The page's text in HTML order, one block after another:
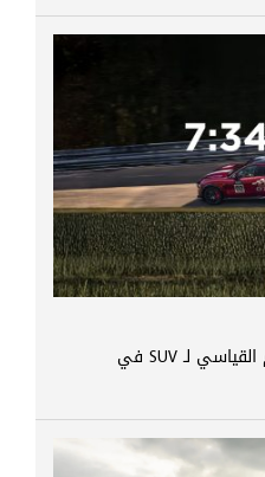
Xiaomi YU7 GT تحطّم الرقم القياسي لـ SUV في